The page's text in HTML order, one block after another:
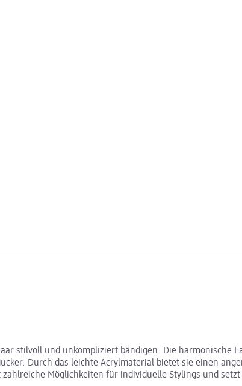
stilvoll und unkompliziert bändigen. Die harmonische
Durch das leichte Acrylmaterial bietet sie einen
Möglichkeiten für individuelle Stylings und